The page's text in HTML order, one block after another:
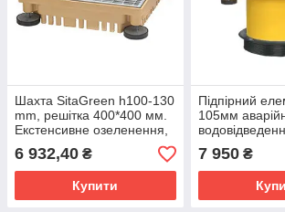
Шахта SitaGreen h100-130
mm, решітка 400*400 мм.
Екстенсивне озеленення,
зелена покрівля planter
geo
6 932,40 ₴
Купити
Підпірний
105мм
воронок
SitaMore
7 950₴